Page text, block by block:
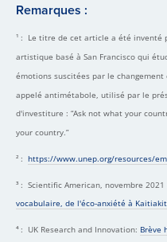
Remarques :
¹ : Le titre de cet article a été inventé
artistique basé à San Francisco qui
émotions suscitées par le
appelé antimétabole, utilisé par le
d'investiture : “Ask not what your
your country.”
² : https://www.unep.org/resources/
³ : Scientific American, novembre 2021
vocabulaire, de l'éco-anxiété à
⁴ : UK Research and Innovation: Brève